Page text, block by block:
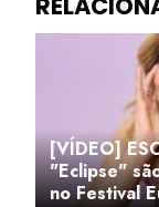
[VÍDEO]
"Eclipse"
no Festival